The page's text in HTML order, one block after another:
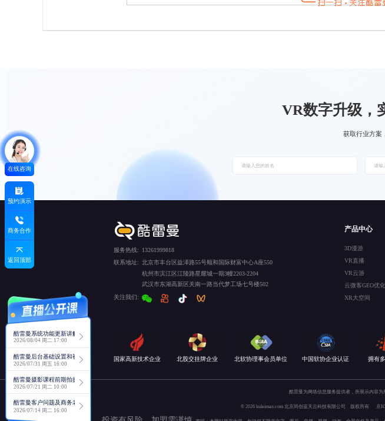
在线咨询
预约演示
商务合作
返回顶部
酷雷曼系统功能更新讲解
2026/08/04 周二 17:00
酷雷曼后台基础设置和视角功能详解
2026/07/31 周五 16:00
酷雷曼摄影课程前期拍摄讲解
2026/07/21 周二 10:00
酷雷曼客户问题及商务老师回复分享
2026/07/14 周二 16:00
VR数字升级，
获取行业方案
服务热线:
13261999818
联系地址: 北京市丰台区益泽路55号顺和国际财富中心A座550
杭州市滨江区江陵路星耀城一期3幢2203-2204
武汉市东湖高新区关南一路当代梦工场七号楼502
关注我们:
产品中心
3D漫游
VR直播
VR云游
云微客GEO优
XR大空间
国家高新技术企业 北股交挂牌企业 北软协理事会员单位 中国软协企业认证 拥有
酷雷曼为网络信息服务提供者，所展示内容
© 2026 kuleiman.com 北京同创蓝天云科技有限公司 版权所有 京